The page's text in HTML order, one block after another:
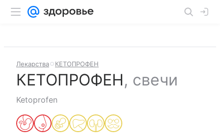
Лекарства КЕТОПРОФЕН
КЕТОПРОФЕН, свечи
Ketoprofen